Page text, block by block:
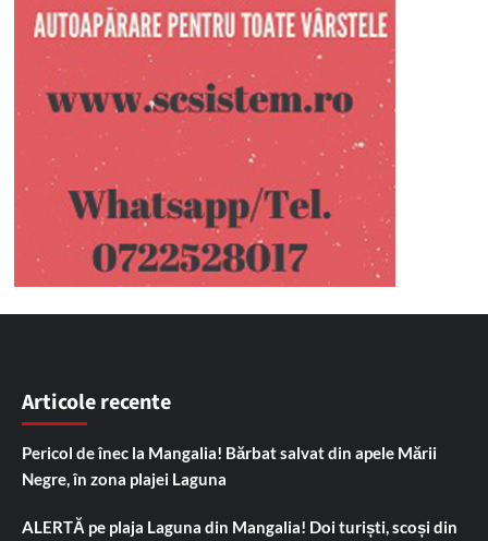
Articole recente
Pericol de înec la Mangalia! Bărbat salvat din apele Mării
Negre, în zona plajei Laguna
ALERTĂ pe plaja Laguna din Mangalia! Doi turiști, scoși din